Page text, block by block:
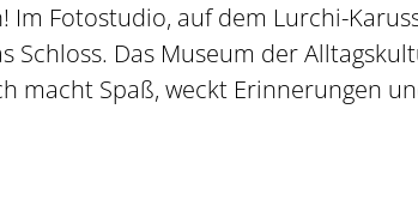
Im Fotostudio, auf dem Lurchi-
Schloss. Das Museum der
macht Spaß, weckt Erinnerungen